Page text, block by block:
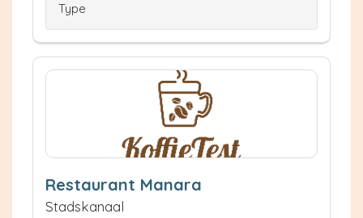
Type
Restaurant Manara
Stadskanaal